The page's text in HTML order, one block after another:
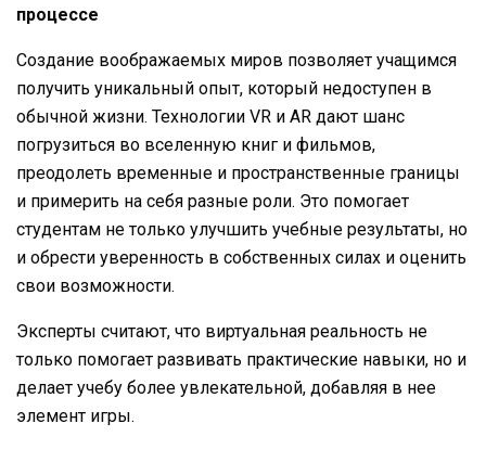
процессе
Создание воображаемых миров позволяет учащимся
получить уникальный опыт, который недоступен в
обычной жизни. Технологии VR и AR дают шанс
погрузиться во вселенную книг и фильмов,
преодолеть временные и пространственные границы
и примерить на себя разные роли. Это помогает
студентам не только улучшить учебные результаты, но
и обрести уверенность в собственных силах и оценить
свои возможности.
Эксперты считают, что виртуальная реальность не
только помогает развивать практические навыки, но и
делает учебу более увлекательной, добавляя в нее
элемент игры.